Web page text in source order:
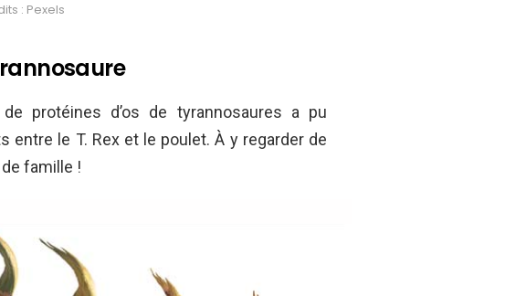
: Pexels
protéines d’os de tyrannosaures a pu
le T. Rex et le poulet. À y regarder de
famille !